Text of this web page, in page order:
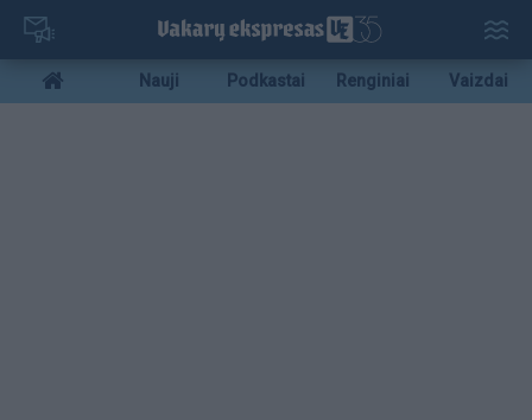
Pereiti
pagrindinį
turinį
Mobile
menu
Nauji Podkastai Renginiai Vaizdai